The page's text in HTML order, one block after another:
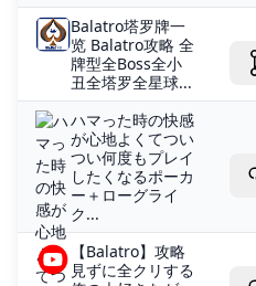
Balatro塔罗牌一
览 Balatro攻略 全
牌型全Boss全小
丑全塔罗全星球...
ハマった時の快感
が心地よくてつい
つい何度もプレイ
したくなるポーカ
ー＋ローグライ
ク...
【Balatro】攻略
見ずに全クリする